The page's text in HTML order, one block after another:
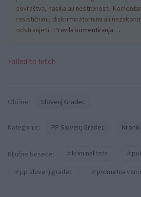
sovraštva, nasilja ali nestrpnosti.
rasističnimi, diskriminatornimi ali
odstranjeni. Pravila komentiranja →
Failed to fetch
Občine: Slovenj Gradec
Kategorije: PP Slovenj Gradec
Ključne besede: kriminaliteta
pp slovenj gradec
prometna